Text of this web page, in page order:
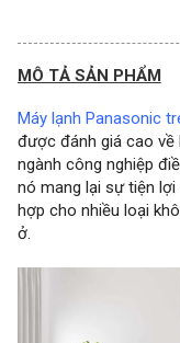
MÔ TẢ SẢN PHẨM
Máy lạnh Panasonic
được đánh giá cao về
ngành công nghiệp
nó mang lại sự tiện
hợp cho nhiều loại
ở.